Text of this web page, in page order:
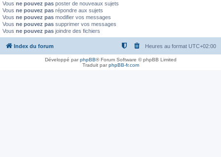
Vous ne pouvez pas poster de nouveaux sujets
Vous ne pouvez pas répondre aux sujets
Vous ne pouvez pas modifier vos messages
Vous ne pouvez pas supprimer vos messages
Vous ne pouvez pas joindre des fichiers
Index du forum Heures au format UTC+02:00
Développé parphpBB® Forum Software © phpBB Limited
Traduit parphpBB-fr.com